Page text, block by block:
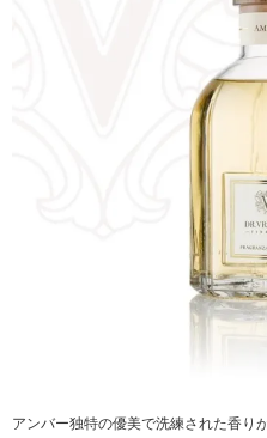
アンバー独特の優美で洗練された香り